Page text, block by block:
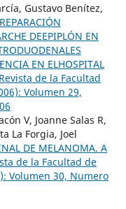
Gustavo Benítez,
REPARACIÓN
DEEPIPLÓN EN
EN ELHOSPITAL
Revista de la Facultad
Volumen 29,
V, Joanne Salas R,
La Forgia, Joel
DE MELANOMA. A
de la Facultad de
Volumen 30, Numero